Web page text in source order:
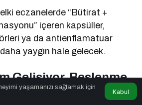
eczanelerde “Bütirat +
içeren kapsüller,
ya da antienflamatuar
yaygın hale gelecek.
Gelişiyor, Beslenme
yaşamanızı sağlamak için
Kabul